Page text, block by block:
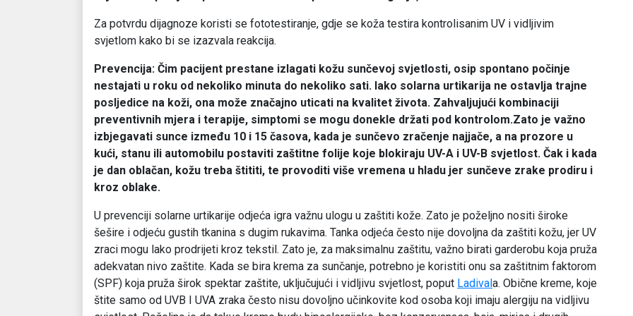
Za potvrdu dijagnoze koristi se fototestiranje, gdje se koža testira kontrolisanim UV i vidljivim
svjetlom kako bi se izazvala reakcija.
Prevencija: Čim pacijent prestane izlagati kožu sunčevoj svjetlosti, osip spontano počinje
nestajati u roku od nekoliko minuta do nekoliko sati. Iako solarna urtikarija ne ostavlja trajne
posljedice na koži, ona može značajno uticati na kvalitet života. Zahvaljujući kombinaciji
preventivnih mjera i terapije, simptomi se mogu donekle držati pod kontrolom.Zato je važno
izbjegavati sunce između 10 i 15 časova, kada je sunčevo zračenje najjače, a na prozore u
kući, stanu ili automobilu postaviti zaštitne folije koje blokiraju UV-A i UV-B svjetlost. Čak i kada
je dan oblačan, kožu treba štititi, te provoditi više vremena u hladu jer sunčeve zrake prodiru i
kroz oblake.
U prevenciji solarne urtikarije odjeća igra važnu ulogu u zaštiti kože. Zato je poželjno nositi široke
šešire i odjeću gustih tkanina s dugim rukavima. Tanka odjeća često nije dovoljna da zaštiti kožu, jer UV
zraci mogu lako prodrijeti kroz tekstil. Zato je, za maksimalnu zaštitu, važno birati garderobu koja pruža
adekvatan nivo zaštite. Kada se bira krema za sunčanje, potrebno je koristiti onu sa zaštitnim faktorom
(SPF) koja pruža širok spektar zaštite, uključujući i vidljivu svjetlost, poput Ladivala. Obične kreme, koje
štite samo od UVB I UVA zraka često nisu dovoljno učinkovite kod osoba koji imaju alergiju na vidljivu